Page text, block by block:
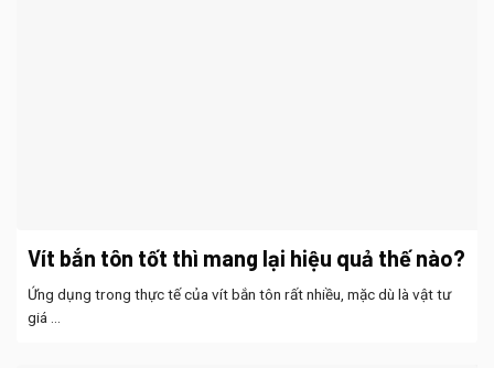
Vít bắn tôn tốt thì mang lại hiệu quả thế nào?
Ứng dụng trong thực tế của vít bắn tôn rất nhiều, mặc dù là vật tư
giá ...